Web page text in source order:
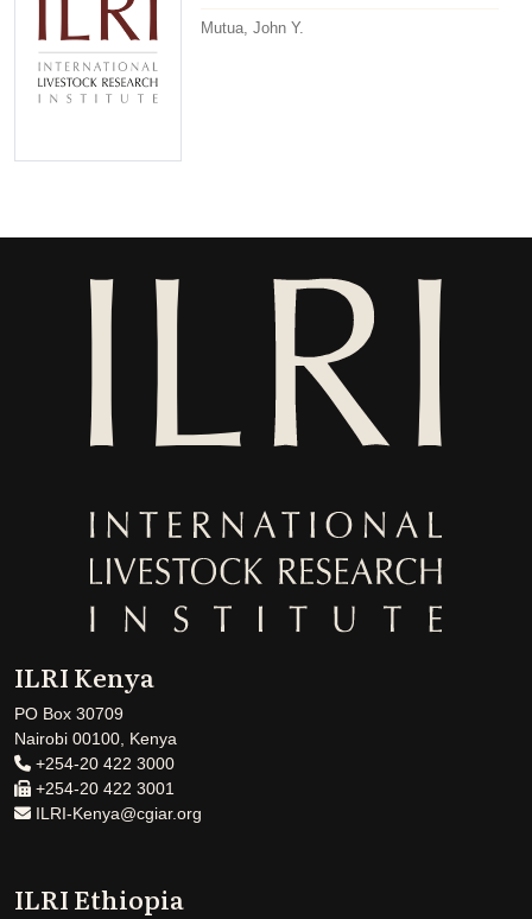
Mutua, John Y.
ILRI Kenya
PO Box 30709
Nairobi 00100, Kenya
+254-20 422 3000
+254-20 422 3001
ILRI-Kenya@cgiar.org
ILRI Ethiopia